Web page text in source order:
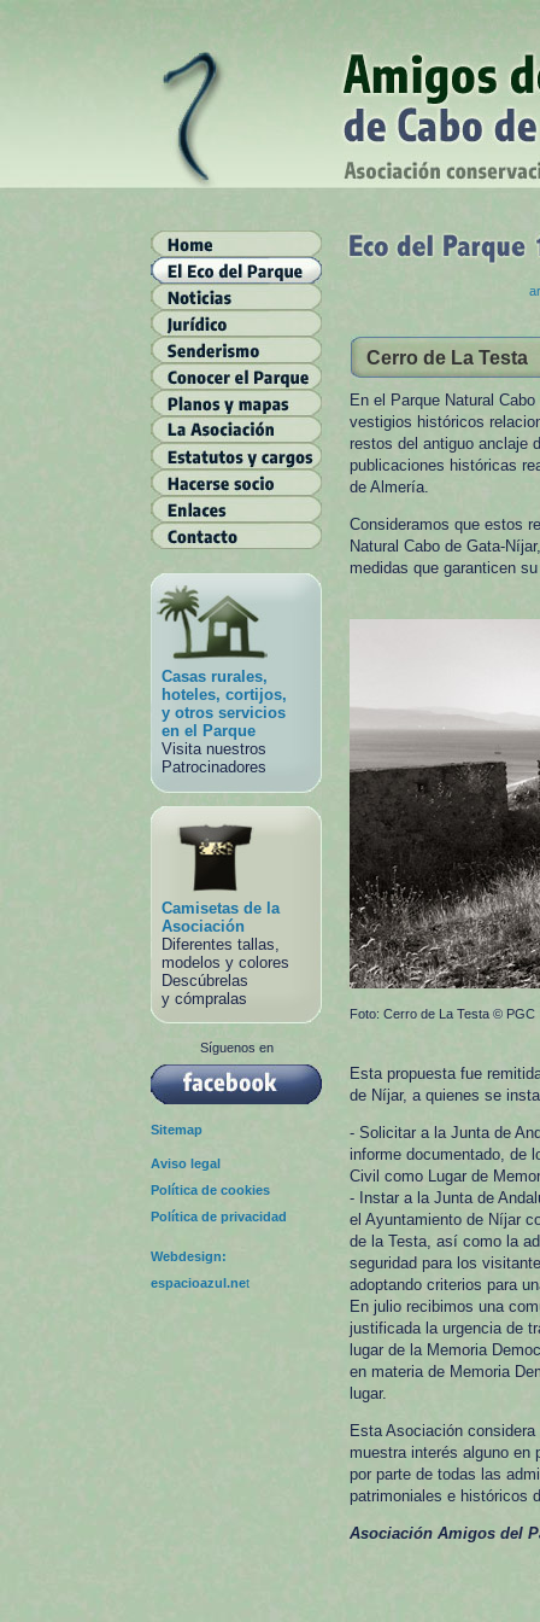
Casas rurales,
hoteles, cortijos,
y otros servicios
en el Parque
Visita nuestros
Patrocinadores
Camisetas de la
Asociación
Diferentes tallas,
modelos y colores
Descúbrelas
y cómpralas
Síguenos en
Sitemap
Aviso legal
Política de cookies
Política de privacidad
Webdesign:
espacioazul.net
Cerro de La Testa
En el Parque Natural
vestigios históricos
restos del antiguo anclaje
publicaciones históricas
de Almería.
Consideramos que estos
Natural Cabo de Gata-
medidas que garanticen
Foto: Cerro de La Testa © PGC
Esta propuesta fue
de Níjar, a quienes se
- Solicitar a la Junta de
informe documentado, de
Civil como Lugar de
- Instar a la Junta de
el Ayuntamiento de Níjar
de la Testa, así como la
seguridad para los
adoptando criterios para
En julio recibimos una
justificada la urgencia de
lugar de la Memoria
en materia de Memoria
lugar.
Esta Asociación
muestra interés alguno en
por parte de todas las
patrimoniales e históricos
Asociación Amigos del